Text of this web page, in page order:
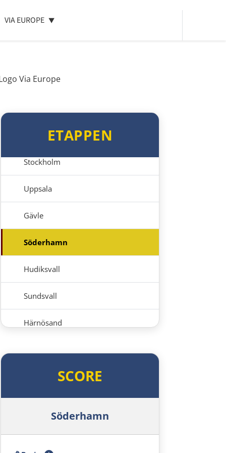
VIA EUROPE
ETAPPEN
Norrköping
Södertälje
Stockholm
Uppsala
Gävle
Söderhamn
Hudiksvall
Sundsvall
Härnösand
SCORE
Söderhamn